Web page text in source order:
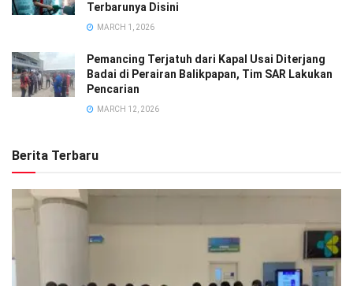
Terbarunya Disini
MARCH 1, 2026
Pemancing Terjatuh dari Kapal Usai Diterjang
Badai di Perairan Balikpapan, Tim SAR Lakukan
Pencarian
MARCH 12, 2026
Berita Terbaru